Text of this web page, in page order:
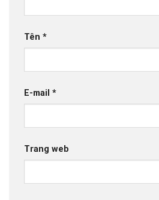
Tên *
E-mail *
Trang web